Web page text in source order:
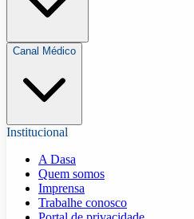
Canal Médico
Institucional
A Dasa
Quem somos
Imprensa
Trabalhe conosco